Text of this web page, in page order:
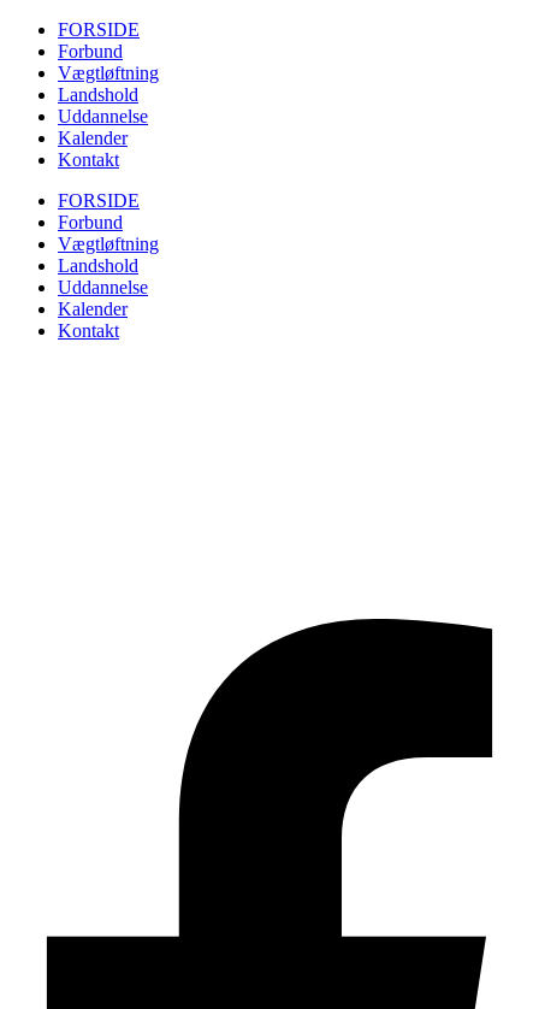
FORSIDE
Forbund
Vægtløftning
Landshold
Uddannelse
Kalender
Kontakt
FORSIDE
Forbund
Vægtløftning
Landshold
Uddannelse
Kalender
Kontakt